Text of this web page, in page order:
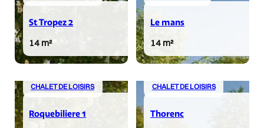
St Tropez 2
14 m²
Le mans
14 m²
CHALET DE LOISIRS
Roquebiliere 1
CHALET DE LOISIRS
Thorenc